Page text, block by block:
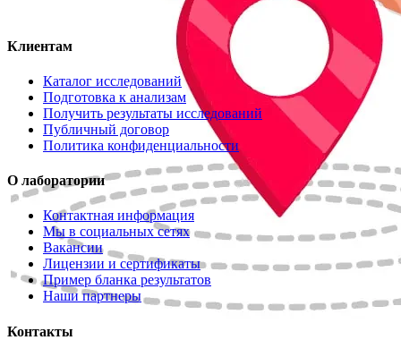
Клиентам
Каталог исследований
Подготовка к анализам
Получить результаты исследований
Публичный договор
Политика конфиденциальности
О лаборатории
Контактная информация
Мы в социальных сетях
Вакансии
Лицензии и сертификаты
Пример бланка результатов
Наши партнеры
Контакты